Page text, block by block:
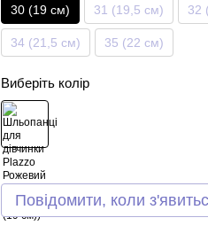
30 (19 см) 31 (19,5 см) 32
34 (21,5 см) 35 (22 см)
Виберіть колір
Повідомити, коли